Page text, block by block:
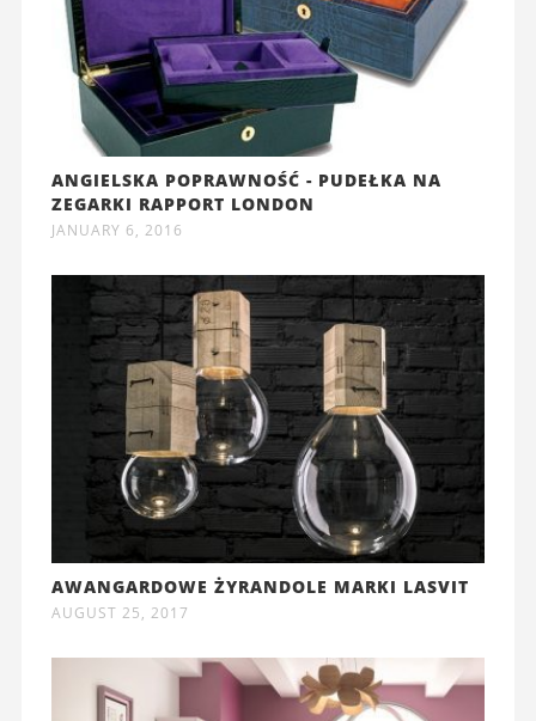
ANGIELSKA POPRAWNOŚĆ - PUDEŁKA NA
ZEGARKI RAPPORT LONDON
JANUARY 6, 2016
AWANGARDOWE ŻYRANDOLE MARKI LASVIT
AUGUST 25, 2017